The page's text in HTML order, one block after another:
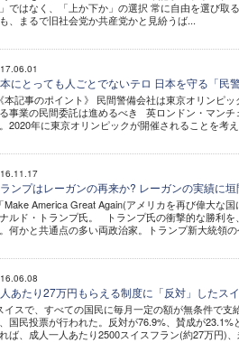
ではなく、「上か下か」の選択 常に自由を選び
、まるで旧社会党か共産党かと見紛うば...
にとっても人ごとでないテロ 日本を守る「民
本記事のポイント》 民間警備会社は東京オリンピ
事業の民間委託は進めるべき 英ロンドン・マン
2020年に東京オリンピックが開催されることを考
ランプはレーガンの再来か? レーガンの実績に
Make America Great Again(アメリカを再び偉大な
ナルド・トランプ氏。 トランプ氏の衝撃的な勝利
何かと共通点の多い両政治家。トランプ新大統領
あたり27万円もらえる制度に「反対」したス
イスで、すべての国民に毎月一定の額が無条件で
国民投票が行われた。反対が76.9%、賛成が
ば、成人一人あたり2500スイスフラン(約27万円)